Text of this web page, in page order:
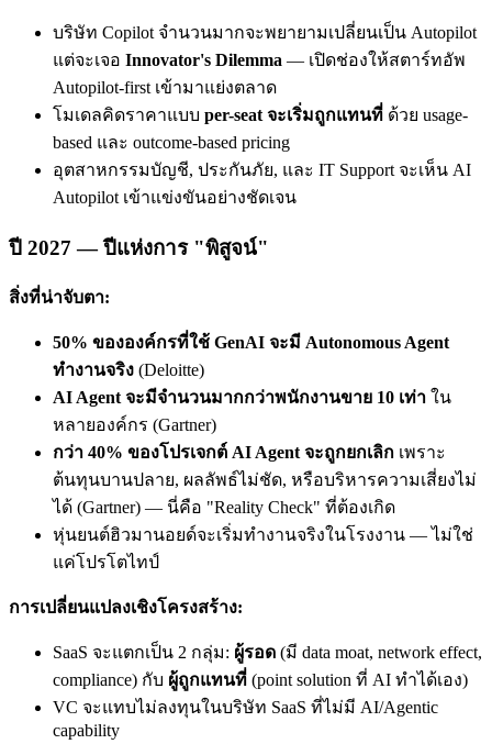
บริษัท Copilot จำนวนมากจะพยายามเปลี่ยนเป็น Autopilot
แต่จะเจอ Innovator's Dilemma — เปิดช่องให้สตาร์ทอัพ
Autopilot-first เข้ามาแย่งตลาด
โมเดลคิดราคาแบบ per-seat จะเริ่มถูกแทนที่ ด้วย usage-
based และ outcome-based pricing
อุตสาหกรรมบัญชี, ประกันภัย, และ IT Support จะเห็น AI
Autopilot เข้าแข่งขันอย่างชัดเจน
ปี 2027 — ปีแห่งการ "พิสูจน์"
สิ่งที่น่าจับตา:
50% ขององค์กรที่ใช้ GenAI จะมี Autonomous Agent
ทำงานจริง (Deloitte)
AI Agent จะมีจำนวนมากกว่าพนักงานขาย 10 เท่า ใน
หลายองค์กร (Gartner)
กว่า 40% ของโปรเจกต์ AI Agent จะถูกยกเลิก เพราะ
ต้นทุนบานปลาย, ผลลัพธ์ไม่ชัด, หรือบริหารความเสี่ยงไม่
ได้ (Gartner) — นี่คือ "Reality Check" ที่ต้องเกิด
หุ่นยนต์ฮิวมานอยด์จะเริ่มทำงานจริงในโรงงาน — ไม่ใช่
แค่โปรโตไทป์
การเปลี่ยนแปลงเชิงโครงสร้าง:
SaaS จะแตกเป็น 2 กลุ่ม: ผู้รอด (มี data moat, network effect,
compliance) กับ ผู้ถูกแทนที่ (point solution ที่ AI ทำได้เอง)
VC จะแทบไม่ลงทุนในบริษัท SaaS ที่ไม่มี AI/Agentic
capability